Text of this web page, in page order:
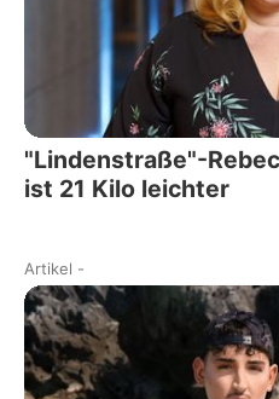
"Lindenstraße"-
ist 21 Kilo leichter
Artikel -